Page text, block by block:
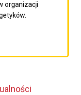
organizacji
do następnego